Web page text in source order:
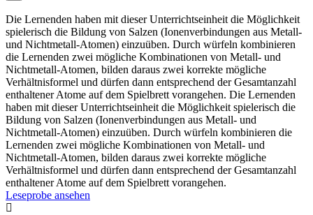
Die Lernenden haben mit dieser Unterrichtseinheit die Möglichkeit
spielerisch die Bildung von Salzen (Ionenverbindungen aus Metall-
und Nichtmetall-Atomen) einzuüben. Durch würfeln kombinieren
die Lernenden zwei mögliche Kombinationen von Metall- und
Nichtmetall-Atomen, bilden daraus zwei korrekte mögliche
Verhältnisformel und dürfen dann entsprechend der Gesamtanzahl
enthaltener Atome auf dem Spielbrett vorangehen. Die Lernenden
haben mit dieser Unterrichtseinheit die Möglichkeit spielerisch die
Bildung von Salzen (Ionenverbindungen aus Metall- und
Nichtmetall-Atomen) einzuüben. Durch würfeln kombinieren die
Lernenden zwei mögliche Kombinationen von Metall- und
Nichtmetall-Atomen, bilden daraus zwei korrekte mögliche
Verhältnisformel und dürfen dann entsprechend der Gesamtanzahl
enthaltener Atome auf dem Spielbrett vorangehen.
Leseprobe ansehen
